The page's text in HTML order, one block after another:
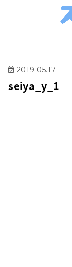
2019.05.17
seiya_y_1